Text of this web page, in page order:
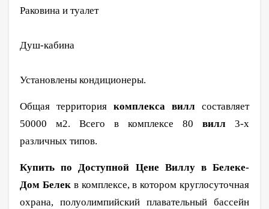
Раковина и туалет
Душ-кабина
Установлены кондиционеры.
Общая территория комплекса вилл составляет
50000 м2. Всего в комплексе 80 вилл 3-х
различных типов.
Купить по Доступной Цене Виллу в Белеке-
Дом Белек в комплексе, в котором круглосуточная
охрана, полуолимпийский плавательный бассейн